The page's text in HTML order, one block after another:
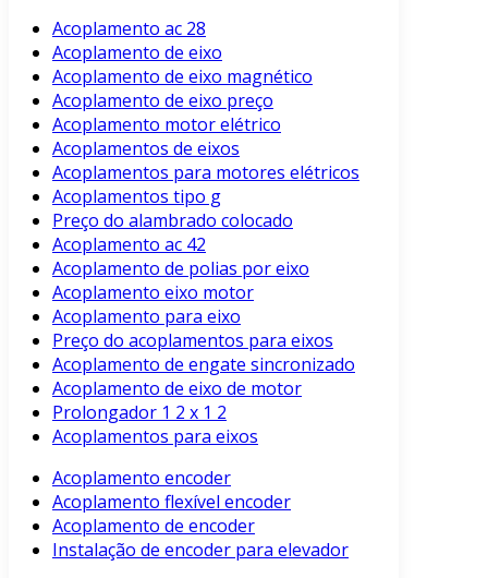
Acoplamento ac 28
Acoplamento de eixo
Acoplamento de eixo magnético
Acoplamento de eixo preço
Acoplamento motor elétrico
Acoplamentos de eixos
Acoplamentos para motores elétricos
Acoplamentos tipo g
Preço do alambrado colocado
Acoplamento ac 42
Acoplamento de polias por eixo
Acoplamento eixo motor
Acoplamento para eixo
Preço do acoplamentos para eixos
Acoplamento de engate sincronizado
Acoplamento de eixo de motor
Prolongador 1 2 x 1 2
Acoplamentos para eixos
Acoplamento encoder
Acoplamento flexível encoder
Acoplamento de encoder
Instalação de encoder para elevador